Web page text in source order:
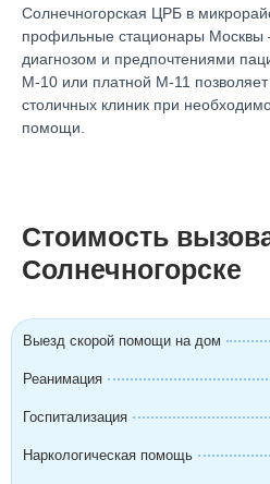
Солнечногорская ЦРБ в
профильные стационары Москвы
диагнозом и предпочтениями
М-10 или платной М-11
столичных клиник при
помощи.
Стоимость
Солнечногорске
Выезд скорой помощи на дом
Реанимация
Госпитализация
Наркологическая помощь